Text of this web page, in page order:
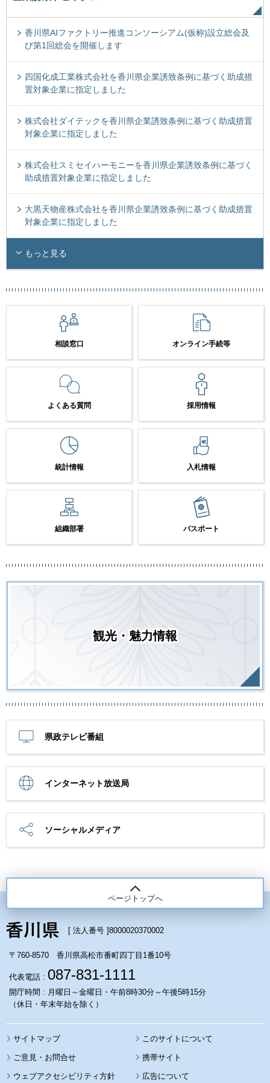
香川県AIファクトリー推進コンソーシアム(仮称)設立総会及
び第1回総会を開催します
四国化成工業株式会社を香川県企業誘致条例に基づく助成措
置対象企業に指定しました
株式会社ダイテックを香川県企業誘致条例に基づく助成措置
対象企業に指定しました
株式会社スミセイハーモニーを香川県企業誘致条例に基づく
助成措置対象企業に指定しました
大黒天物産株式会社を香川県企業誘致条例に基づく助成措置
対象企業に指定しました
もっと見る
相談窓口 オンライン手続等
よくある質問 採用情報
統計情報 入札情報
組織部署 パスポート
観光・魅力情報
県政テレビ番組
インターネット放送局
ソーシャルメディア
ページトップへ
[ 法人番号 ]8000020370002
〒760-8570 香川県高松市番町四丁目1番10号
代表電話 : 087-831-1111
開庁時間 : 月曜日～金曜日・午前8時30分～午後5時15分
（休日・年末年始を除く）
サイトマップ このサイトについて
携帯サイト
ウェブアクセシビリティ方針 広告について